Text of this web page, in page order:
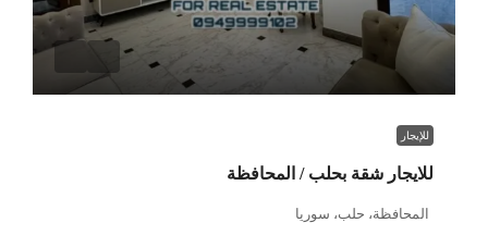
للإيجار
للايجار شقة بحلب / المحافظة
المحافظة، حلب، سوريا